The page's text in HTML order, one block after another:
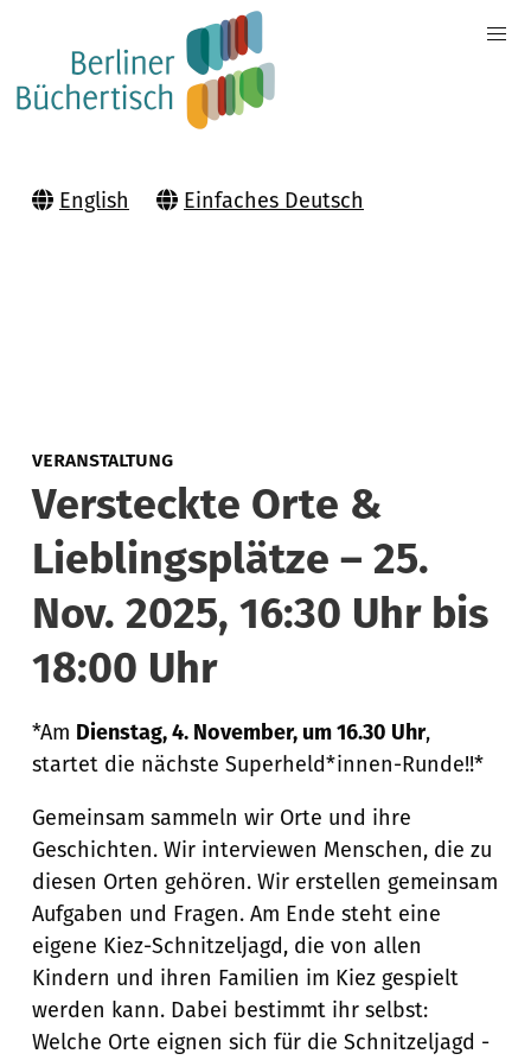
English Einfaches Deutsch
VERANSTALTUNG
Versteckte Orte &
Lieblingsplätze – 25.
Nov. 2025, 16:30 Uhr bis
18:00 Uhr
*Am Dienstag, 4. November, um 16.30 Uhr,
startet die nächste Superheld*innen-Runde!!*
Gemeinsam sammeln wir Orte und ihre
Geschichten. Wir interviewen Menschen, die zu
diesen Orten gehören. Wir erstellen gemeinsam
Aufgaben und Fragen. Am Ende steht eine
eigene Kiez-Schnitzeljagd, die von allen
Kindern und ihren Familien im Kiez gespielt
werden kann. Dabei bestimmt ihr selbst:
Welche Orte eignen sich für die Schnitzeljagd -